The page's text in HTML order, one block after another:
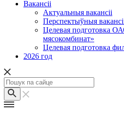
Вакансіі
Актуальныя вакансіі
Перспектыўныя
Целевая подготовка
мясокомбинат»
Целевая подготовка
2026 год